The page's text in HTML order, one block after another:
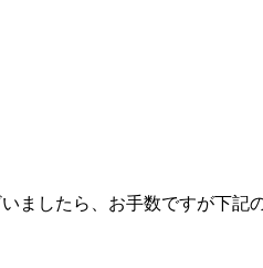
ましたら、お手数ですが下記